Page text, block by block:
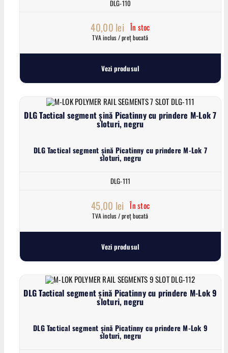
DLG-110
40,00 lei În stoc
TVA inclus / preț bucată
Vezi produsul
DLG Tactical segment șină Picatinny cu prindere M-Lok 7
sloturi, negru
DLG Tactical segment șină Picatinny cu prindere M-Lok 7
sloturi, negru
DLG-111
45,00 lei În stoc
TVA inclus / preț bucată
Vezi produsul
DLG Tactical segment șină Picatinny cu prindere M-Lok 9
sloturi, negru
DLG Tactical segment șină Picatinny cu prindere M-Lok 9
sloturi, negru